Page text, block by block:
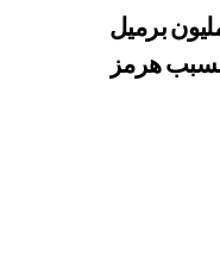
“أرامكو”: العالم يخسر 100 مليون برميل
هرمز